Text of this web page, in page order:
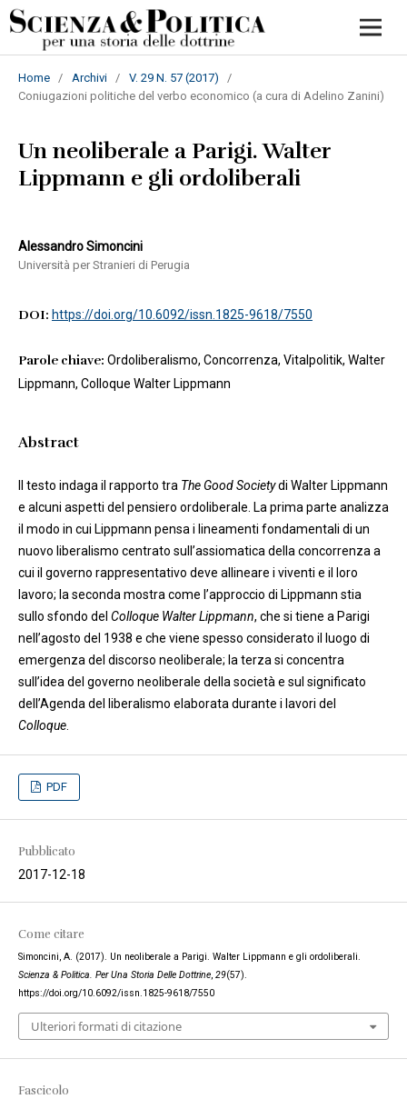
Home / Archivi / V. 29 N. 57 (2017)
/
Coniugazioni politiche del verbo economico (a cura di Adelino Zanini)
Un neoliberale a Parigi. Walter
Lippmann e gli ordoliberali
Alessandro Simoncini
Università per Stranieri di Perugia
DOI: https://doi.org/10.6092/issn.1825-9618/7550
Parole chiave: Ordoliberalismo, Concorrenza, Vitalpolitik, Walter
Lippmann, Colloque Walter Lippmann
Abstract
Il testo indaga il rapporto tra The Good Societydi Walter Lippmann
e alcuni aspetti del pensiero ordoliberale. La prima parte analizza
il modo in cui Lippmann pensa i lineamenti fondamentali di un
nuovo liberalismo centrato sull’assiomatica della concorrenza a
cui il governo rappresentativo deve allineare i viventi e il loro
lavoro; la seconda mostra come l’approccio di Lippmann stia
sullo sfondo del Colloque Walter Lippmann, che si tiene a Parigi
nell’agosto del 1938 e che viene spesso considerato il luogo di
emergenza del discorso neoliberale; la terza si concentra
sull’idea del governo neoliberale della società e sul significato
dell’Agenda del liberalismo elaborata durante i lavori del
Colloque.
PDF
Pubblicato
2017-12-18
Come citare
Simoncini, A. (2017). Un neoliberale a Parigi. Walter Lippmann e gli ordoliberali.
Scienza & Politica. Per Una Storia Delle Dottrine, 29(57).
https://doi.org/10.6092/issn.1825-9618/7550
Ulteriori formati di citazione
Fascicolo